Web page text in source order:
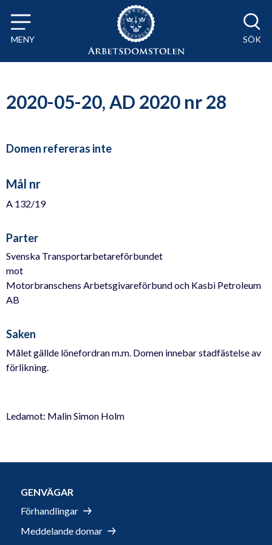
Till innehåll på sidan x
MENY SÖK
2020-05-20, AD 2020 nr 28
Domen refereras inte
Mål nr
A 132/19
Parter
Svenska Transportarbetareförbundet
mot
Motorbranschens Arbetsgivareförbund och Kasbi Petroleum
AB
Saken
Målet gällde lönefordran m.m. Domen innebar stadfästelse av
förlikning.
Ledamot: Malin Simon Holm
GENVÄGAR
Förhandlingar
Meddelande domar